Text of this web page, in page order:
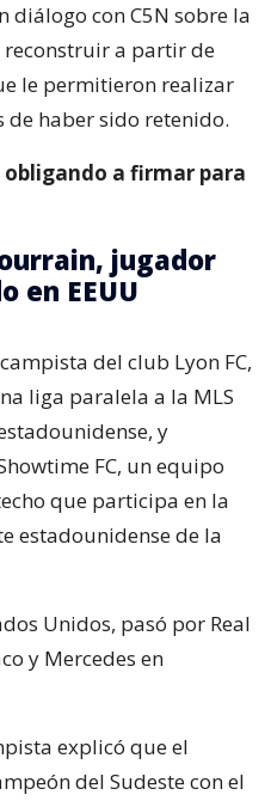
diálogo con C5N sobre la
a partir de
le permitieron realizar
haber sido retenido.
obligando a firmar para
jugador
en EEUU
del club Lyon FC,
liga paralela a la MLS
y
FC, un equipo
que participa en la
estadounidense de la
Unidos, pasó por Real
y Mercedes en
explicó que el
del Sudeste con el